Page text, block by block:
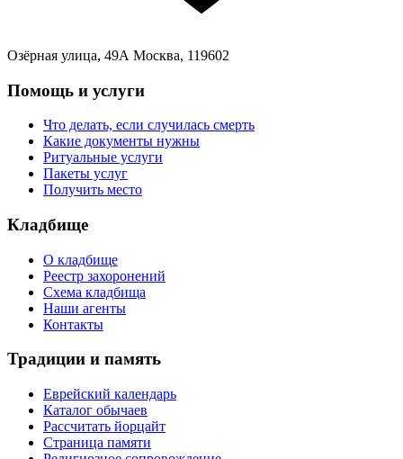
Озёрная улица, 49А Москва, 119602
Помощь и услуги
Что делать, если случилась смерть
Какие документы нужны
Ритуальные услуги
Пакеты услуг
Получить место
Кладбище
О кладбище
Реестр захоронений
Схема кладбища
Наши агенты
Контакты
Традиции и память
Еврейский календарь
Каталог обычаев
Рассчитать йорцайт
Страница памяти